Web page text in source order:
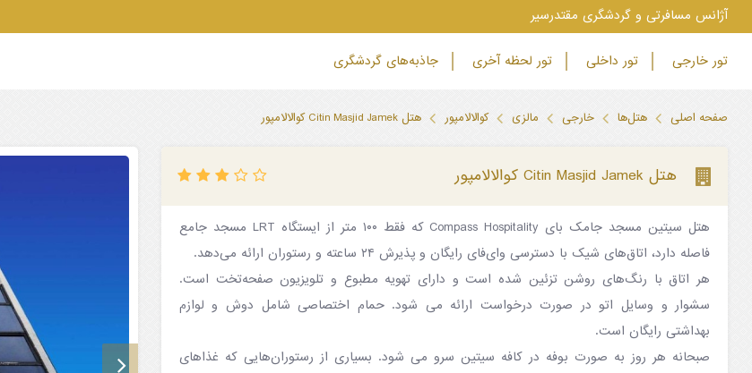
‫آژانس مسافرتی و گردشگری مقتدرسیر
تور خارجی تور داخلی تور لحظه آخری جاذبه‌های گردشگری
صفحه اصلی هتل‌ها خارجی مالزی کوالالامپور هتل Citin Masjid Jamek کوالالامپور
هتل Citin Masjid Jamek کوالالامپور
هتل سیتین مسجد جامک بای Compass Hospitality که فقط ۱۰۰ متر از ایستگاه LRT مسجد جامع
فاصله دارد، اتاق‌های شیک با دسترسی وای‌فای رایگان و پذیرش ۲۴ ساعته و رستوران ارائه می‌دهد.
هر اتاق با رنگ‌های روشن تزئین شده است و دارای تهویه مطبوع و تلویزیون صفحه‌تخت است.
سشوار و وسایل اتو در صورت درخواست ارائه می شود. حمام اختصاصی شامل دوش و لوازم
بهداشتی رایگان است.
صبحانه هر روز به صورت بوفه در کافه سیتین سرو می شود. بسیاری از رستوران‌هایی که غذاهای